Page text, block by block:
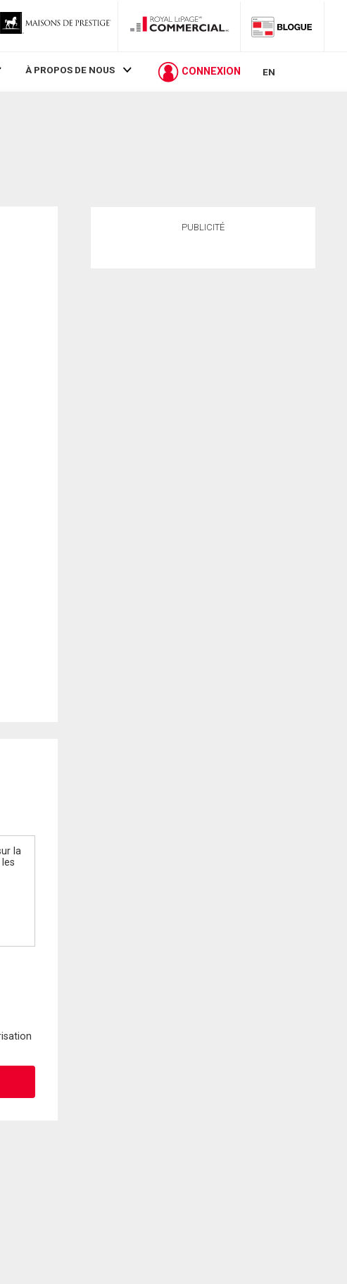
RLP
À PROPOS DE NOUS CONNEXION EN
PUBLICITÉ